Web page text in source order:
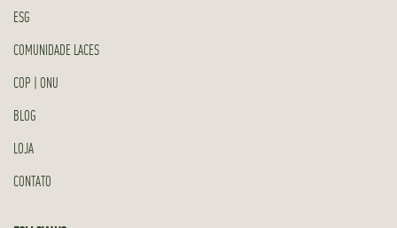
ESG
COMUNIDADE LACES
COP | ONU
BLOG
LOJA
CONTATO